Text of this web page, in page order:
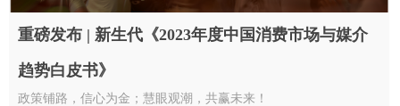
重磅发布 | 新生代《2023年度中国消费市场与媒介
趋势白皮书》
政策铺路，信心为金；慧眼观潮，共赢未来！